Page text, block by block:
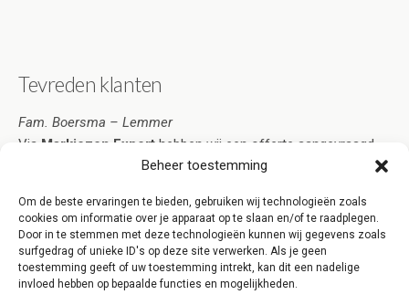
Beheer toestemming
Om de beste ervaringen te bieden, gebruiken wij technologieën zoals
cookies om informatie over je apparaat op te slaan en/of te raadplegen.
Door in te stemmen met deze technologieën kunnen wij gegevens zoals
surfgedrag of unieke ID's op deze site verwerken. Als je geen
toestemming geeft of uw toestemming intrekt, kan dit een nadelige
invloed hebben op bepaalde functies en mogelijkheden.
Tevreden klanten
Fam. Boersma – Lemmer
Via Markiezen Expert hebben wij een offerte aangevraagd.
De offerte omvatte al onze wensen en was tegelijkertijd zeer
daarna werden de markiezen al geplaatst. Wij zijn erg tevreden
over Markiezen Expert Lemmer!
[clear][/one_third_last]